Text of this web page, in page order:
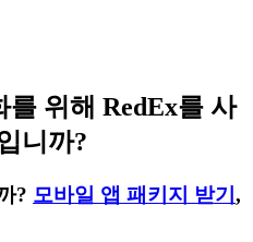
위해 RedEx를 사
니까?
? 모바일 앱 패키지 받기 ,